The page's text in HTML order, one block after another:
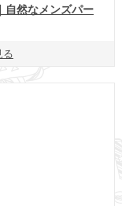
自然なメンズパー
る